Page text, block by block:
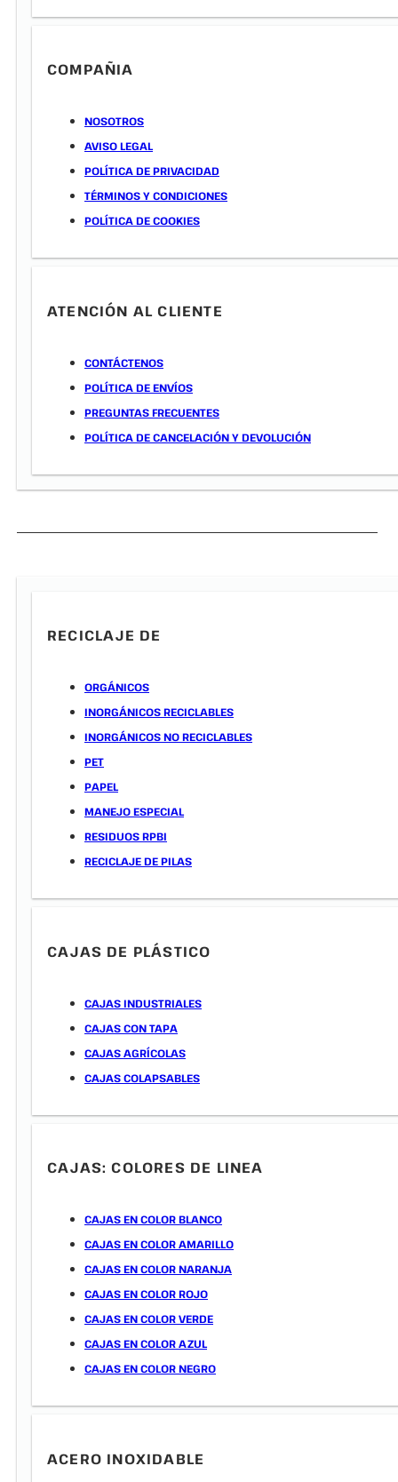
COMPAÑIA
NOSOTROS
AVISO LEGAL
POLÍTICA DE PRIVACIDAD
TÉRMINOS Y CONDICIONES
POLÍTICA DE COOKIES
ATENCIÓN AL CLIENTE
CONTÁCTENOS
POLÍTICA DE ENVÍOS
PREGUNTAS FRECUENTES
POLÍTICA DE CANCELACIÓN Y DEVOLUCIÓN
RECICLAJE DE
ORGÁNICOS
INORGÁNICOS RECICLABLES
INORGÁNICOS NO RECICLABLES
PET
PAPEL
MANEJO ESPECIAL
RESIDUOS RPBI
RECICLAJE DE PILAS
CAJAS DE PLÁSTICO
CAJAS INDUSTRIALES
CAJAS CON TAPA
CAJAS AGRÍCOLAS
CAJAS COLAPSABLES
CAJAS: COLORES DE LINEA
CAJAS EN COLOR BLANCO
CAJAS EN COLOR AMARILLO
CAJAS EN COLOR NARANJA
CAJAS EN COLOR ROJO
CAJAS EN COLOR VERDE
CAJAS EN COLOR AZUL
CAJAS EN COLOR NEGRO
ACERO INOXIDABLE